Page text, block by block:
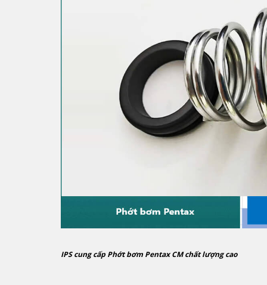
IPS cung cấp Phớt bơm Pentax CM chất lượng cao